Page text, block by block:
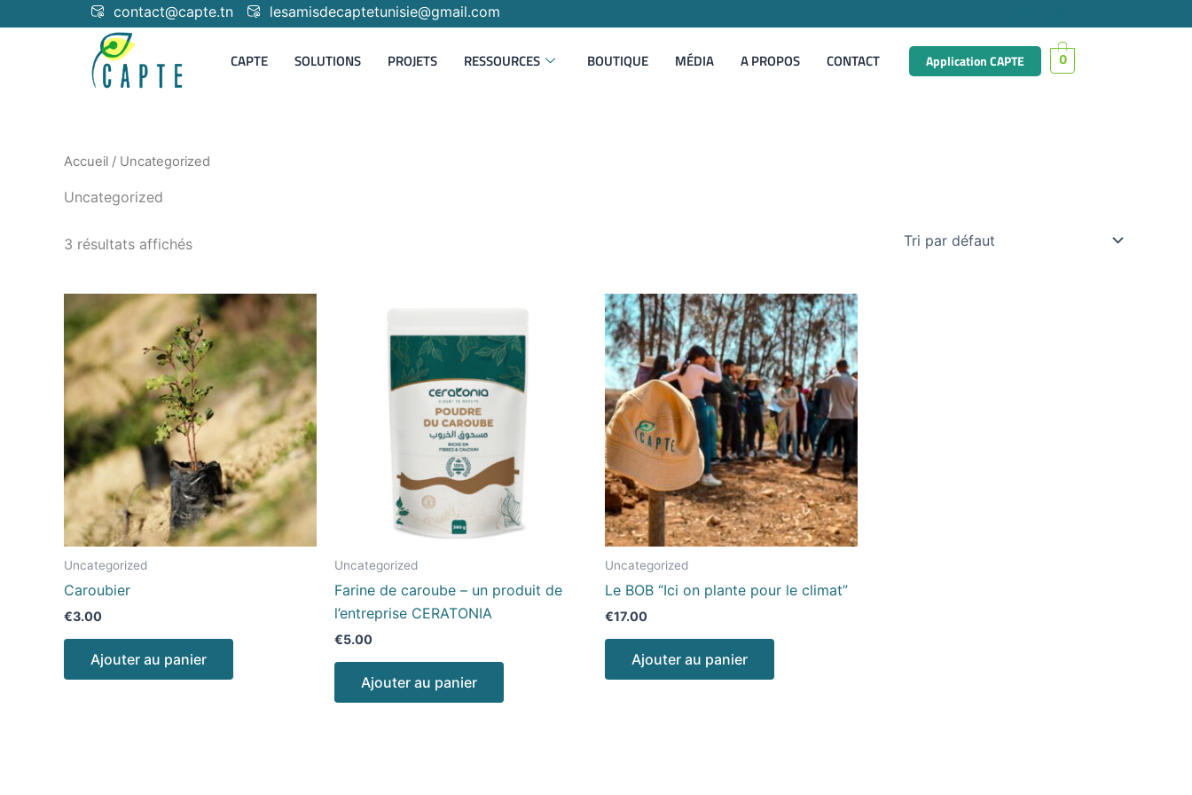
contact@capte.tn lesamisdecaptetunisie@gmail.com
CAPTE SOLUTIONS PROJETS RESSOURCES BOUTIQUE MÉDIA A PROPOS CONTACT Application CAPTE 0
Accueil / Uncategorized
Uncategorized
3 résultats affichés
Uncategorized
Caroubier
€3.00
Ajouter au panier
Uncategorized
Farine de caroube – un produit de
l’entreprise CERATONIA
€5.00
Ajouter au panier
Uncategorized
Le BOB “Ici on plante pour le climat”
€17.00
Ajouter au panier